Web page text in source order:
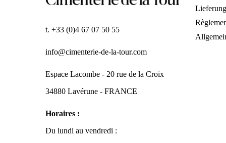
t. +33 (0)4 67 07 50 55
info@cimenterie-de-la-tour.com
Espace Lacombe - 20 rue de la Croix
34880 Lavérune - FRANCE
Horaires :
Du lundi au vendredi :
Lieferung